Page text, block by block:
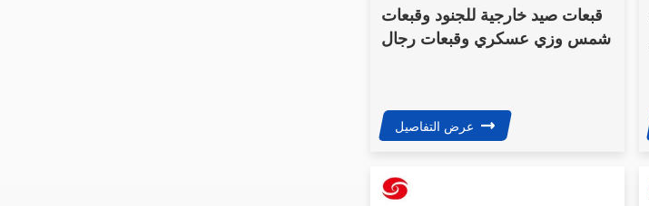
قبعات صيد خارجية للجنود وقبعات
شمس وزي عسكري وقبعات رجال
عرض التفاصيل